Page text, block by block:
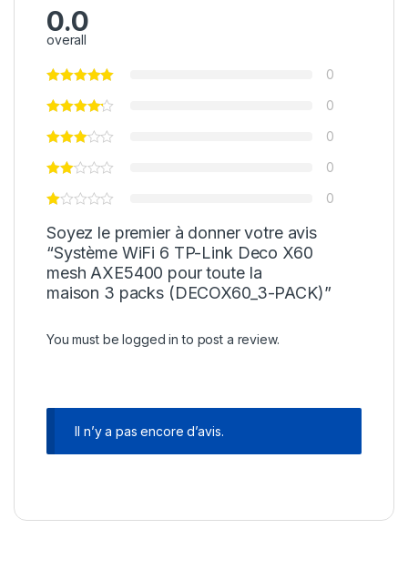
0.0
overall
0
0
0
0
0
Soyez le premier à donner votre avis
“Système WiFi 6 TP-Link Deco X60
mesh AXE5400 pour toute la
maison 3 packs (DECOX60_3-PACK)”
You must belogged in to post a review.
Il n’y a pas encore d’avis.